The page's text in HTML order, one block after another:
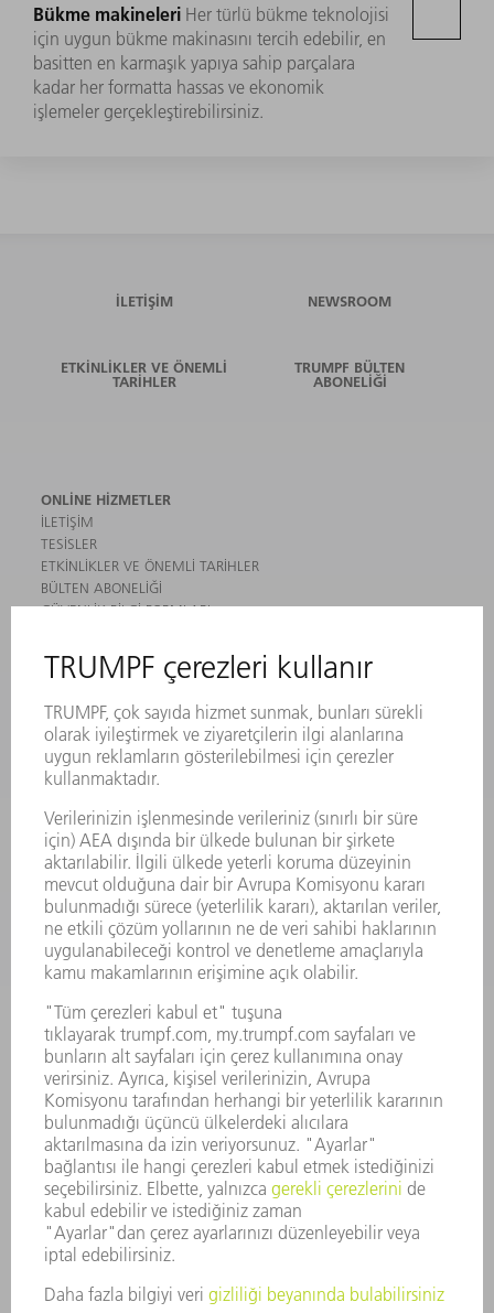
Bükme makineleri Her türlü bükme teknolojisi
için uygun bükme makinasını tercih edebilir, en
basitten en karmaşık yapıya sahip parçalara
kadar her formatta hassas ve ekonomik
işlemeler gerçekleştirebilirsiniz.
İLETIŞIM NEWSROOM
ETKINLIKLER VE ÖNEMLI
TARIHLER
TRUMPF BÜLTEN
ABONELIĞI
ONLINE HIZMETLER
İLETIŞIM
TESISLER
ETKINLIKLER VE ÖNEMLI TARIHLER
BÜLTEN ABONELIĞI
GÜVENLIK BILGI FORMLARI
MAKINALAR VE SISTEMLER
LAZER
ELEKTRIKLI ALETLER
SMART FACTORY
YAZILIM
SERVISLER
UYGULAMALAR
SEKTÖRLER
ŞIRKET
KARIYER
SUNULAN POZISYONLAR
ŞIRKET PROFILI
YÖNETIM
FAALIYET RAPORU
ŞIRKET PRENSIPLERI
MEVZUATLARA UYUM
BILDIRIM SISTEMI
GÜVENLIK
BASIN BÜLTENLERI
DERGILER
SÜRDÜRÜLEBILIRLIK
ÇEVRE VE IKLIM
SOSYAL VE TOPLUMSAL KONULAR
ŞIRKET YÖNETIMI